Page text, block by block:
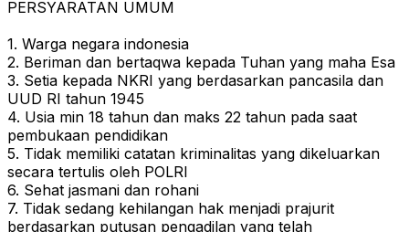
PERSYARATAN UMUM
1. Warga negara indonesia
2. Beriman dan bertaqwa kepada Tuhan yang maha Esa
3. Setia kepada NKRI yang berdasarkan pancasila dan
UUD RI tahun 1945
4. Usia min 18 tahun dan maks 22 tahun pada saat
pembukaan pendidikan
5. Tidak memiliki catatan kriminalitas yang dikeluarkan
secara tertulis oleh POLRI
6. Sehat jasmani dan rohani
7. Tidak sedang kehilangan hak menjadi prajurit
berdasarkan putusan pengadilan yang telah